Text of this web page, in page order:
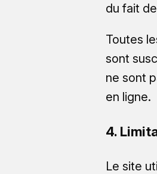
du fait
Toutes
sont
ne sont
en ligne.
4.
Le site